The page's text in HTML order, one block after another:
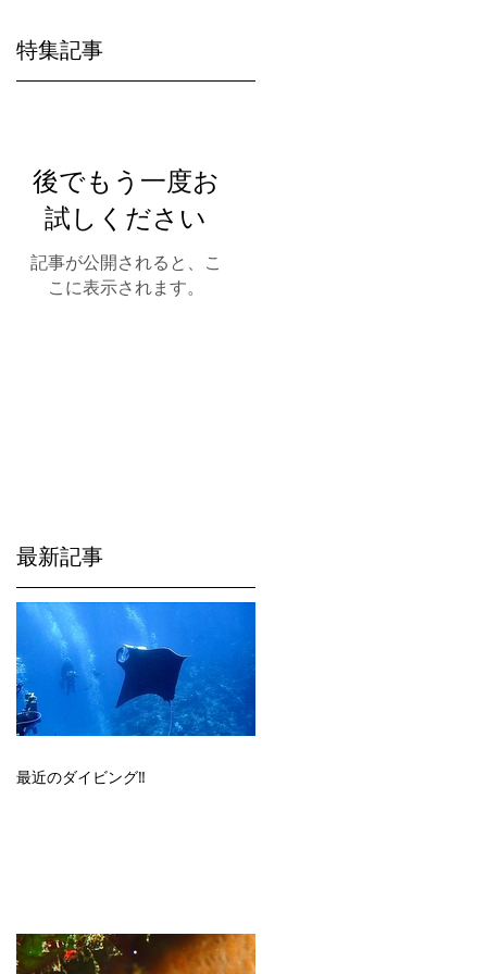
特集記事
後でもう一度お
試しください
記事が公開されると、こ
こに表示されます。
最新記事
最近のダイビング‼️